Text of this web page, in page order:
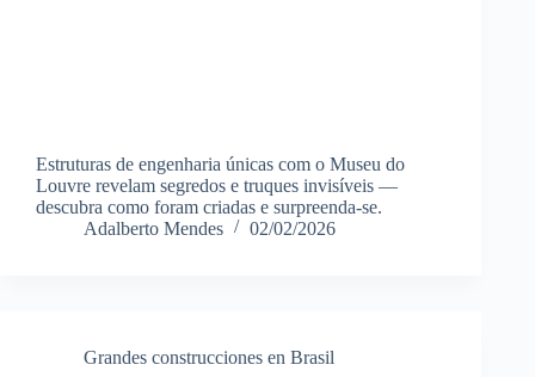
Estruturas de engenharia únicas com o Museu do
Louvre revelam segredos e truques invisíveis —
descubra como foram criadas e surpreenda-se.
Adalberto Mendes
02/02/2026
Grandes construcciones en Brasil